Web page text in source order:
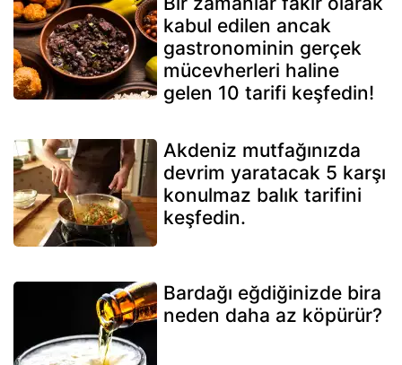
kabul edilen ancak
gastronominin gerçek
mücevherleri haline
gelen 10 tarifi keşfedin!
Akdeniz mutfağınızda
devrim yaratacak 5 karşı
konulmaz balık tarifini
keşfedin.
Bardağı eğdiğinizde bira
neden daha az köpürür?